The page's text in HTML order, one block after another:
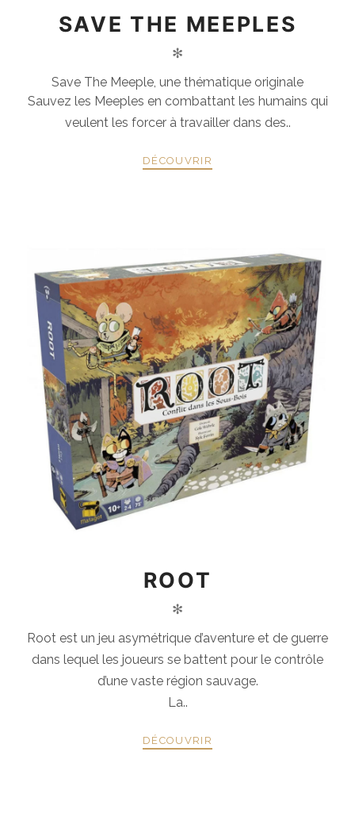
SAVE THE MEEPLES
✻
Save The Meeple, une thématique originale
Sauvez les Meeples en combattant les humains qui
veulent les forcer à travailler dans des..
DÉCOUVRIR
ROOT
✻
Root est un jeu asymétrique d’aventure et de guerre
dans lequel les joueurs se battent pour le contrôle
d’une vaste région sauvage.
La..
DÉCOUVRIR